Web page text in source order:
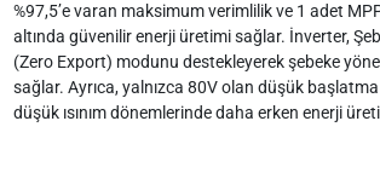
%97,5’e varan maksimum verimlilik ve 1 adet
altında güvenilir enerji üretimi sağlar. İnverter,
(Zero Export) modunu destekleyerek şebeke
sağlar. Ayrıca, yalnızca 80V olan düşük
düşük ısınım dönemlerinde daha erken enerji